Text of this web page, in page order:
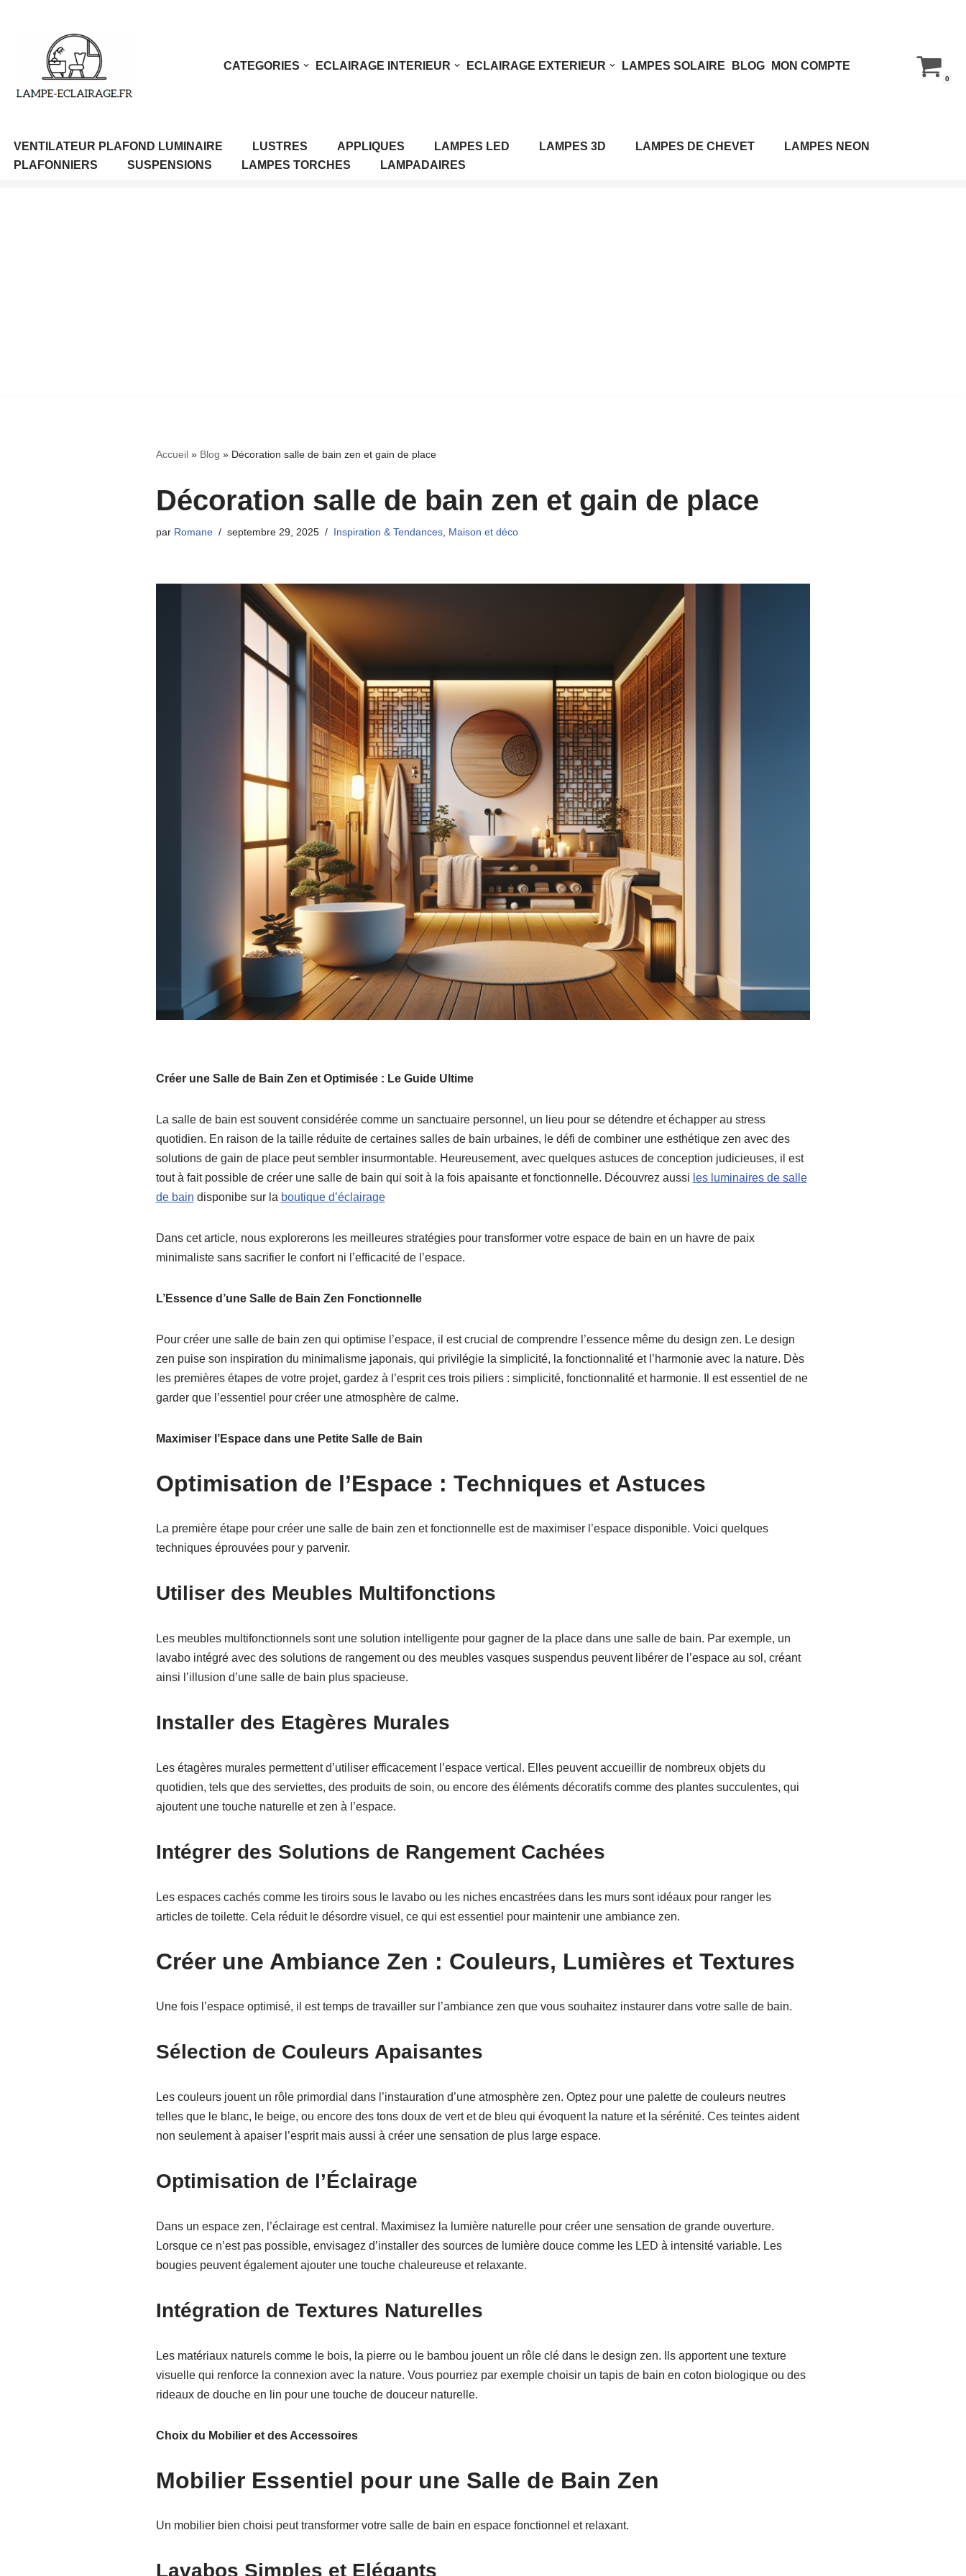
contenu
CATEGORIES ECLAIRAGE INTERIEUR ECLAIRAGE EXTERIEUR LAMPES SOLAIRE BLOG MON COMPTE
0
VENTILATEUR PLAFOND LUMINAIRE LUSTRES APPLIQUES LAMPES LED LAMPES 3D LAMPES DE CHEVET
LAMPES NEON
PLAFONNIERS
SUSPENSIONS LAMPES TORCHES LAMPADAIRES
Accueil» Blog » Décoration salle de bain zen et gain de place
Décoration salle de bain zen et gain de place
par Romane septembre 29, 2025 Inspiration & Tendances, Maison et déco
Créer une Salle de Bain Zen et Optimisée : Le Guide Ultime
La salle de bain est souvent considérée comme un sanctuaire personnel, un lieu pour se détendre et échapper au stress
quotidien. En raison de la taille réduite de certaines salles de bain urbaines, le défi de combiner une esthétique zen avec des
solutions de gain de place peut sembler insurmontable. Heureusement, avec quelques astuces de conception judicieuses, il est
tout à fait possible de créer une salle de bain qui soit à la fois apaisante et fonctionnelle. Découvrez aussi les luminaires de salle
de bain disponibe sur la boutique d’éclairage
Dans cet article, nous explorerons les meilleures stratégies pour transformer votre espace de bain en un havre de paix
minimaliste sans sacrifier le confort ni l’efficacité de l’espace.
L’Essence d’une Salle de Bain Zen Fonctionnelle
Pour créer une salle de bain zen qui optimise l’espace, il est crucial de comprendre l’essence même du design zen. Le design
zen puise son inspiration du minimalisme japonais, qui privilégie la simplicité, la fonctionnalité et l’harmonie avec la nature. Dès
les premières étapes de votre projet, gardez à l’esprit ces trois piliers : simplicité, fonctionnalité et harmonie. Il est essentiel de ne
garder que l’essentiel pour créer une atmosphère de calme.
Maximiser l’Espace dans une Petite Salle de Bain
Optimisation de l’Espace : Techniques et Astuces
La première étape pour créer une salle de bain zen et fonctionnelle est de maximiser l’espace disponible. Voici quelques
techniques éprouvées pour y parvenir.
Utiliser des Meubles Multifonctions
Les meubles multifonctionnels sont une solution intelligente pour gagner de la place dans une salle de bain. Par exemple, un
lavabo intégré avec des solutions de rangement ou des meubles vasques suspendus peuvent libérer de l’espace au sol, créant
ainsi l’illusion d’une salle de bain plus spacieuse.
Installer des Etagères Murales
Les étagères murales permettent d’utiliser efficacement l’espace vertical. Elles peuvent accueillir de nombreux objets du
quotidien, tels que des serviettes, des produits de soin, ou encore des éléments décoratifs comme des plantes succulentes, qui
ajoutent une touche naturelle et zen à l’espace.
Intégrer des Solutions de Rangement Cachées
Les espaces cachés comme les tiroirs sous le lavabo ou les niches encastrées dans les murs sont idéaux pour ranger les
articles de toilette. Cela réduit le désordre visuel, ce qui est essentiel pour maintenir une ambiance zen.
Créer une Ambiance Zen : Couleurs, Lumières et Textures
Une fois l’espace optimisé, il est temps de travailler sur l’ambiance zen que vous souhaitez instaurer dans votre salle de bain.
Sélection de Couleurs Apaisantes
Les couleurs jouent un rôle primordial dans l’instauration d’une atmosphère zen. Optez pour une palette de couleurs neutres
telles que le blanc, le beige, ou encore des tons doux de vert et de bleu qui évoquent la nature et la sérénité. Ces teintes aident
non seulement à apaiser l’esprit mais aussi à créer une sensation de plus large espace.
Optimisation de l’Éclairage
Dans un espace zen, l’éclairage est central. Maximisez la lumière naturelle pour créer une sensation de grande ouverture.
Lorsque ce n’est pas possible, envisagez d’installer des sources de lumière douce comme les LED à intensité variable. Les
bougies peuvent également ajouter une touche chaleureuse et relaxante.
Intégration de Textures Naturelles
Les matériaux naturels comme le bois, la pierre ou le bambou jouent un rôle clé dans le design zen. Ils apportent une texture
visuelle qui renforce la connexion avec la nature. Vous pourriez par exemple choisir un tapis de bain en coton biologique ou des
rideaux de douche en lin pour une touche de douceur naturelle.
Choix du Mobilier et des Accessoires
Mobilier Essentiel pour une Salle de Bain Zen
Un mobilier bien choisi peut transformer votre salle de bain en espace fonctionnel et relaxant.
Lavabos Simples et Elégants